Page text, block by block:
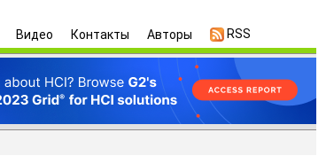
Видео Контакты Авторы RSS